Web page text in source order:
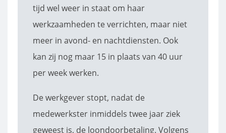
tijd wel weer in staat om haar
werkzaamheden te verrichten, maar niet
meer in avond- en nachtdiensten. Ook
kan zij nog maar 15 in plaats van 40 uur
per week werken.
De werkgever stopt, nadat de
medewerkster inmiddels twee jaar ziek
geweest is, de loondoorbetaling. Volgens